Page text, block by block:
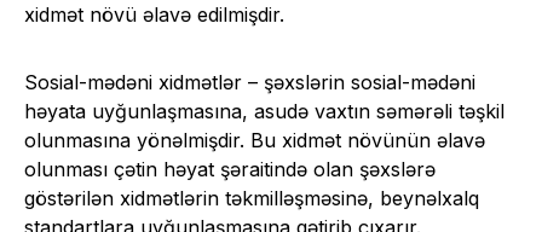
xidmət növü əlavə edilmişdir.
Sosial-mədəni xidmətlər – şəxslərin sosial-mədəni
həyata uyğunlaşmasına, asudə vaxtın səmərəli təşkil
olunmasına yönəlmişdir. Bu xidmət növünün əlavə
olunması çətin həyat şəraitində olan şəxslərə
göstərilən xidmətlərin təkmilləşməsinə, beynəlxalq